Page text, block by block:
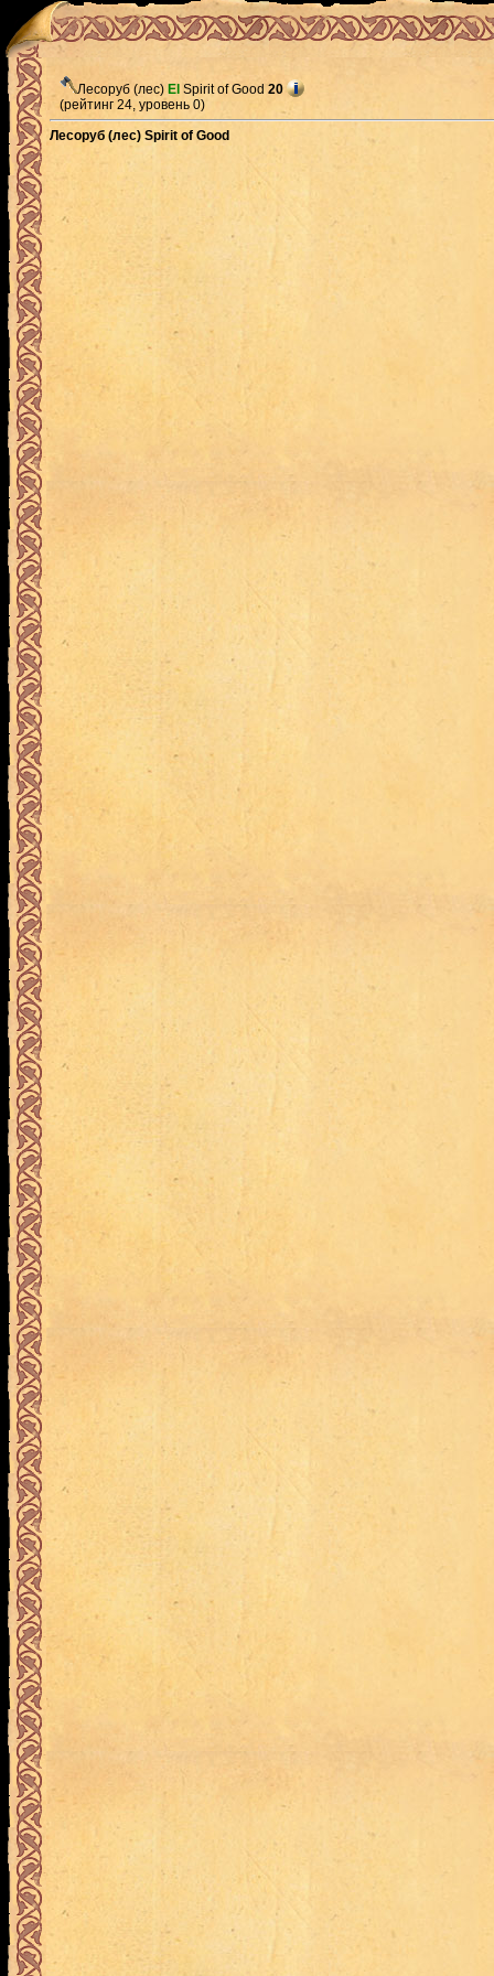
Лесоруб (лес) El Spirit of Good 20
(рейтинг 24, уровень 0)
Лесоруб (лес) Spirit of Good